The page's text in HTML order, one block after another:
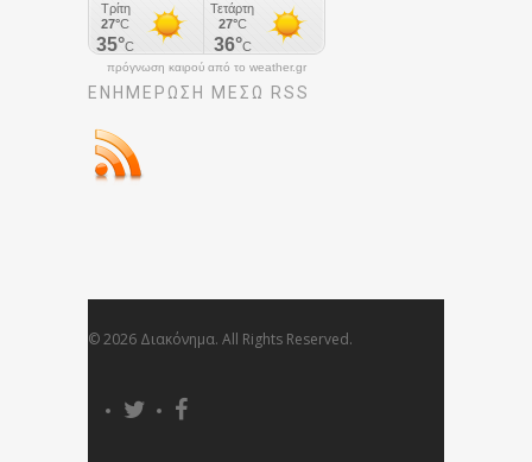
πρόγνωση καιρού από το weather.gr
ΕΝΗΜΈΡΩΣΉ ΜΕΣΩ RSS
© 2026 Διακόνημα. All Rights Reserved.